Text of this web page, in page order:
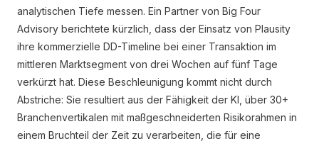
analytischen Tiefe messen. Ein Partner von Big Four
Advisory berichtete kürzlich, dass der Einsatz von Plausity
ihre kommerzielle DD-Timeline bei einer Transaktion im
mittleren Marktsegment von drei Wochen auf fünf Tage
verkürzt hat. Diese Beschleunigung kommt nicht durch
Abstriche: Sie resultiert aus der Fähigkeit der KI, über 30+
Branchenvertikalen mit maßgeschneiderten Risikorahmen in
einem Bruchteil der Zeit zu verarbeiten, die für eine